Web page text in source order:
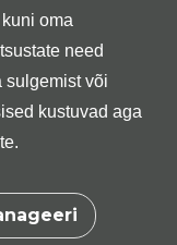
oma
need
sulgemist või
kustuvad aga
aadressil
tööd eriarstiabi
Tartus (filiaalid
reedeni,